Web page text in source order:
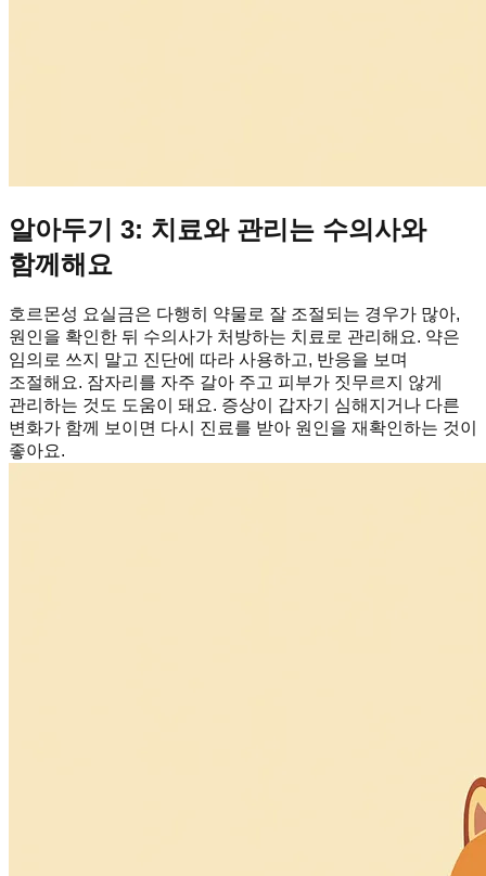
알아두기 3: 치료와 관리는 수의사와
함께해요
호르몬성 요실금은 다행히 약물로 잘 조절되는 경우가 많아,
원인을 확인한 뒤 수의사가 처방하는 치료로 관리해요. 약은
임의로 쓰지 말고 진단에 따라 사용하고, 반응을 보며
조절해요. 잠자리를 자주 갈아 주고 피부가 짓무르지 않게
관리하는 것도 도움이 돼요. 증상이 갑자기 심해지거나 다른
변화가 함께 보이면 다시 진료를 받아 원인을 재확인하는 것이
좋아요.